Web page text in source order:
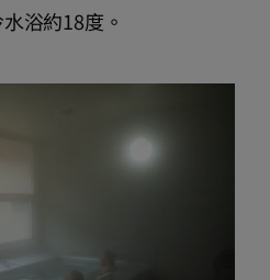
浴約18度。